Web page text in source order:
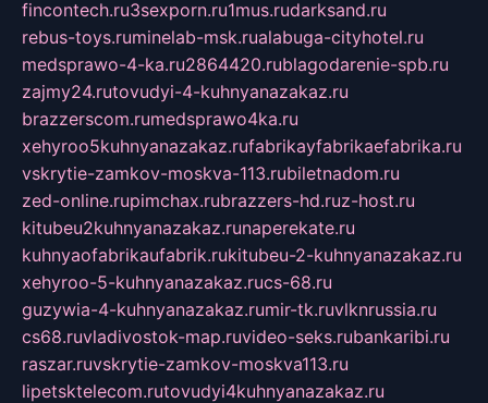
fincontech.ru3sexporn.ru1mus.rudarksand.ru
rebus-toys.ruminelab-msk.rualabuga-cityhotel.ru
medsprawo-4-ka.ru2864420.rublagodarenie-spb.ru
zajmy24.rutovudyi-4-kuhnyanazakaz.ru
brazzerscom.rumedsprawo4ka.ru
xehyroo5kuhnyanazakaz.rufabrikayfabrikaefabrika.ru
vskrytie-zamkov-moskva-113.rubiletnadom.ru
zed-online.rupimchax.rubrazzers-hd.ruz-host.ru
kitubeu2kuhnyanazakaz.runaperekate.ru
kuhnyaofabrikaufabrik.rukitubeu-2-kuhnyanazakaz.ru
xehyroo-5-kuhnyanazakaz.rucs-68.ru
guzywia-4-kuhnyanazakaz.rumir-tk.ruvlknrussia.ru
cs68.ruvladivostok-map.ruvideo-seks.rubankaribi.ru
raszar.ruvskrytie-zamkov-moskva113.ru
lipetsktelecom.rutovudyi4kuhnyanazakaz.ru